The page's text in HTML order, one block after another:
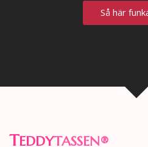
Så här
TEDDYTASSEN®